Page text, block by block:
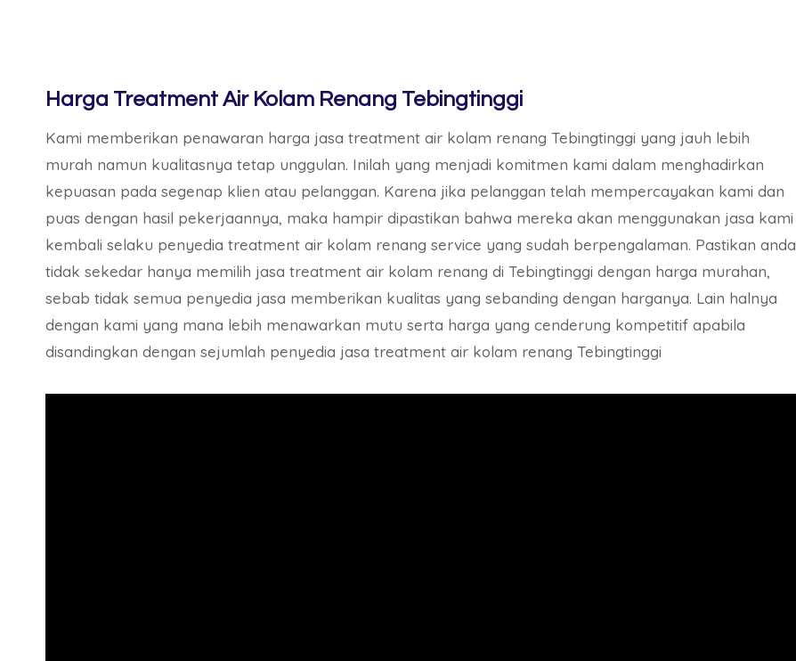
Harga Treatment Air Kolam Renang Tebingtinggi
Kami memberikan penawaran harga jasa treatment air kolam renang Tebingtinggi yang jauh lebih
murah namun kualitasnya tetap unggulan. Inilah yang menjadi komitmen kami dalam menghadirkan
kepuasan pada segenap klien atau pelanggan. Karena jika pelanggan telah mempercayakan kami dan
puas dengan hasil pekerjaannya, maka hampir dipastikan bahwa mereka akan menggunakan jasa kami
kembali selaku penyedia treatment air kolam renang service yang sudah berpengalaman. Pastikan anda
tidak sekedar hanya memilih jasa treatment air kolam renang di Tebingtinggi dengan harga murahan,
sebab tidak semua penyedia jasa memberikan kualitas yang sebanding dengan harganya. Lain halnya
dengan kami yang mana lebih menawarkan mutu serta harga yang cenderung kompetitif apabila
disandingkan dengan sejumlah penyedia jasa treatment air kolam renang Tebingtinggi